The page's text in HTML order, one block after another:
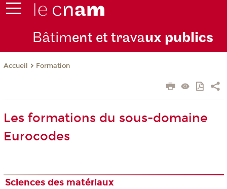
Bâtiment et travaux publics
Accueil Formation
Les formations du sous-domaine
Eurocodes
Sciences des matériaux